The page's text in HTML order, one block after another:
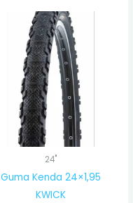
24"
Guma Kenda 24×1,95
KWICK